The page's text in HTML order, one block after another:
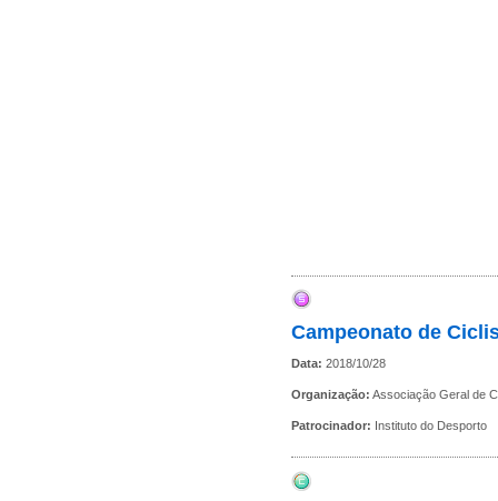
Campeonato de
Data: 2018/10/28
Organização: Associação Geral de
Patrocinador: Instituto do Desporto